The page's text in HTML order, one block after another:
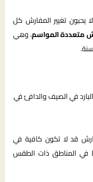
تغيير المفارش كل
متعددة المواسم، وهي
في الصيف والدافئ في
قد لا تكون كافية في
في المناطق ذات الطقس